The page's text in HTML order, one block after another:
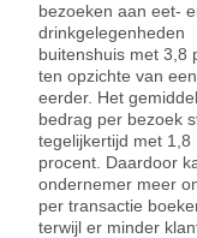
bezoeken aan eet-
drinkgelegenheden
buitenshuis met 3,8
ten opzichte van
eerder. Het
bedrag per bezoek
tegelijkertijd met 1,8
procent. Daardoor
ondernemer meer
per transactie
terwijl er minder